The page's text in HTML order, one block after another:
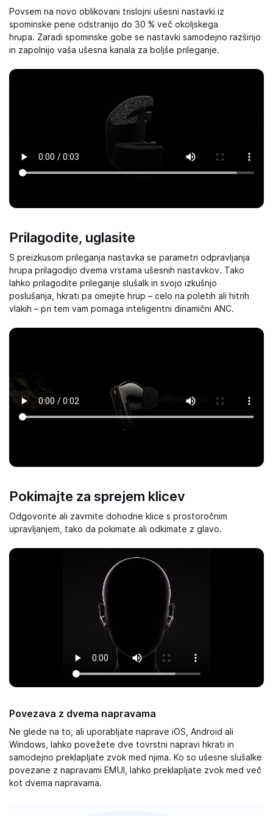
Povsem na novo oblikovani trislojni ušesni nastavki iz
spominske pene odstranijo do 30 % več okoljskega
hrupa. Zaradi spominske gobe se nastavki samodejno razširijo
in zapolnijo vaša ušesna kanala za boljše prileganje.
Prilagodite, uglasite
S preizkusom prileganja nastavka se parametri odpravljanja
hrupa prilagodijo dvema vrstama ušesnih nastavkov. Tako
lahko prilagodite prileganje slušalk in svojo izkušnjo
poslušanja, hkrati pa omejite hrup – celo na poletih ali hitrih
vlakih – pri tem vam pomaga inteligentni dinamični ANC.
Pokimajte za sprejem klicev
Odgovorite ali zavrnite dohodne klice s prostoročnim
upravljanjem, tako da pokimate ali odkimate z glavo.
Povezava z dvema napravama
Ne glede na to, ali uporabljate naprave iOS, Android ali
Windows, lahko povežete dve tovrstni napravi hkrati in
samodejno preklapljate zvok med njima. Ko so ušesne slušalke
povezane z napravami EMUI, lahko preklapljate zvok med več
kot dvema napravama.